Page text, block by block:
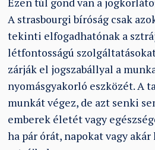
A strasbourgi bíróság csak
tekinti elfogadhatónak a
létfontosságú
zárják el jogszabállyal a
nyomásgyakorló eszközét. A
munkát végez, de azt senki
emberek életét vagy
ha pár órát, napokat vagy